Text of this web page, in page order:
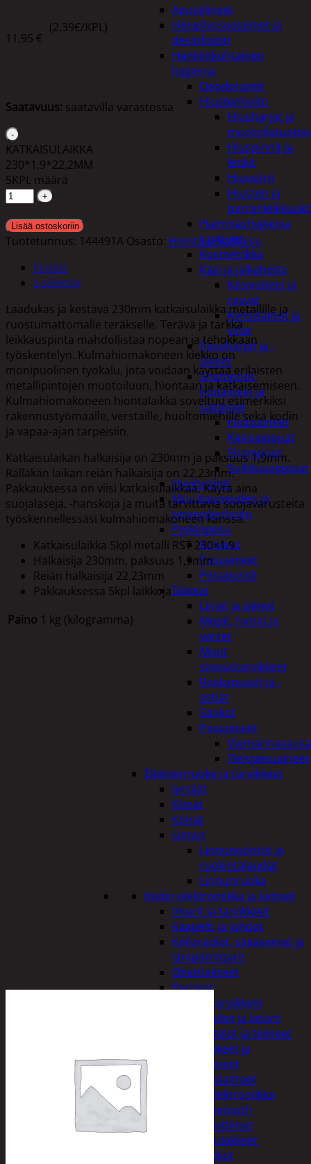
Apuvälineet
Hengityssuojaimet ja
desinfiointi
Henkilökohtainen
hygienia
Deodorantit
Hiustenhoito
Hiusharjat ja
Hiuspinnit ja
lenkit
Hiusvärit
Hiusten ja
Hammashygienia
tuotteet
Kosmetiikka
Käsi ja jalkahoito
Käsivoiteet ja
rasvat
Kynsisakset ja
viilat
Pesuharjat ja -
sienet
Shampoot,
hoitaineet ja
saippuat
Hoitoaineet
Käsisaippuat
Shampoot
Suihkusaippuat
Hyvinvointi
Muu kauneuden ja
terveydenhoito
Pyykinpesu
Kuivaus
Pesuaineet
Pesupussit
Siivous
Liinat ja sienet
Mopit, harjat ja
varret
Muut
siivoustarvikkeet
Roskapussit ja -
astiat
Sankot
Pesuaineet
Yleispesuaineet
Eläintenruoka ja tarvikkeet
Jyrsijät
Kissat
Koirat
Linnut
Linnunpöntöt ja
ruokintalaudat
Linnunruoka
Kodin elektroniikka ja laitteet
Imurit ja tarvikkeet
Kaapelit ja johdot
Kelloradiot, sääasemat ja
lämpömittarit
Oheislaitteet
Paristot
Puhelintarvikkeet
Johdot ja laturit
Kotelot ja telineet
Tv-tarvikkeet ja
seinätelineet
Varavirtalaitteet
Viihde-elektroniikka
Bluetooth
kaiuttimet
Kuulokkeet
Radiot
11,95 €
(2.39€/KPL)
Saatavuus: saatavilla varastossa
KATKAISULAIKKA
230*1,9*22,2MM
5KPL määrä
Lisää ostoskoriin
Tuotetunnus: 144491A Osasto: Hionta ja katkaisu
Kuvaus
Lisätiedot
Laadukas ja kestävä 230mm katkaisulaikka metallille ja
ruostumattomalle teräkselle. Terävä ja tarkka
leikkauspinta mahdollistaa nopean ja tehokkaan
työskentelyn. Kulmahiomakoneen kiekko on
monipuolinen työkalu, jota voidaan käyttää erilaisten
metallipintojen muotoiluun, hiontaan ja katkaisemiseen.
Kulmahiomakoneen hiontalaikka soveltuu esimerkiksi
rakennustyömaalle, verstaille, huoltomiehille sekä kodin
ja vapaa-ajan tarpeisiin.
Katkaisulaikan halkaisija on 230mm ja paksuus 1,9mm.
Rälläkän laikan reiän halkaisija on 22,23mm.
Pakkauksessa on viisi katkaisulaikkaa. Käytä aina
suojalaseja, -hanskoja ja muita tarvittavia suojavarusteita
työskennellessäsi kulmahiomakoneen kanssa.
Katkaisulaikka 5kpl metalli RST 230×1.9
Halkaisija 230mm, paksuus 1,9mm
Reiän halkaisija 22,23mm
Pakkauksessa 5kpl laikkoja
Paino 1 kg (kilogramma)